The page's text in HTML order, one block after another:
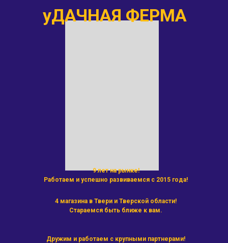
уДАЧНАЯ ФЕРМА
9 лет на рынке!
Работаем и успешно развиваемся с 2015 года!
4 магазина в Твери и Тверской области!
Стараемся быть ближе к вам.
Дружим и работаем с крупными партнерами!